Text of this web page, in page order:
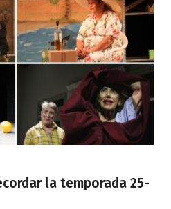
la temporada 25-